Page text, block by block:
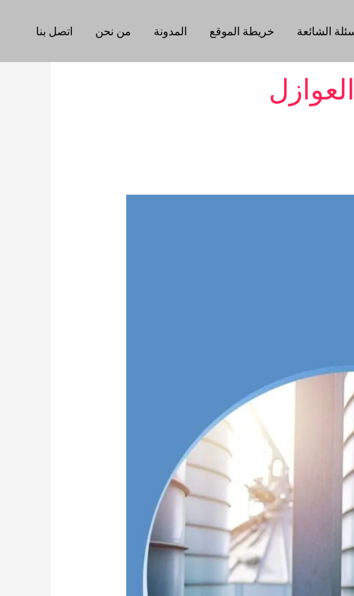
الشائعة خريطة الموقع المدونة من نحن اتصل بنا